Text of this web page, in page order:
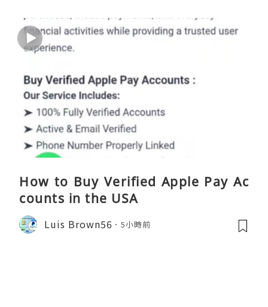
How to Buy Verified Apple Pay Ac
counts in the USA
Luis Brown56 5小時前